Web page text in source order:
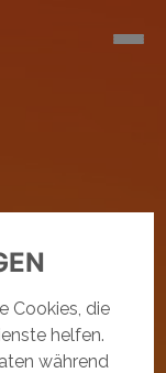
Cookies, die
helfen.
während